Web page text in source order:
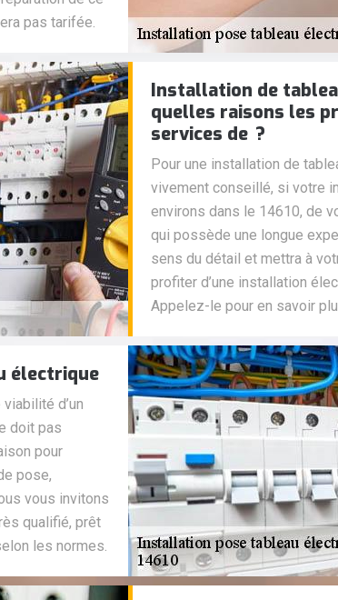
pas tarifée.
Installation de
quelles raisons les
services de ?
Pour une installation de
vivement conseillé, si votre
environs dans le 14610, de
qui possède une longue
sens du détail et mettra à
profiter d’une installation
Appelez-le pour en savoir
électrique
d’un
doit pas
pour
pose,
vous invitons
qualifié, prêt
les normes.